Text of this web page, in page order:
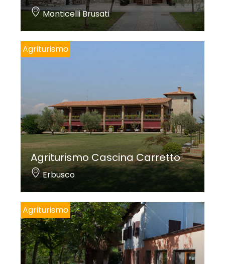
Monticelli Brusati
Agriturismo
Agriturismo Cascina Carretto
Erbusco
Agriturismo